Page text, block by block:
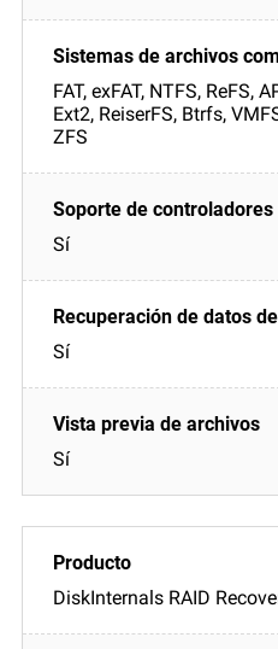
FAT, exFAT, NTFS, ReFS,
Ext2, ReiserFS, Btrfs,
ZFS
Sí
Sí
Sí
DiskInternals RAID